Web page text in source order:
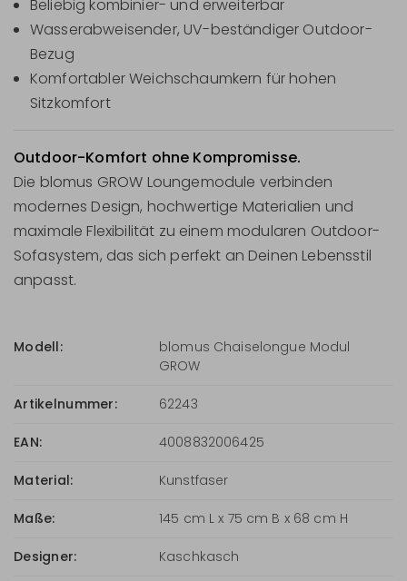
Beliebig kombinier- und erweiterbar
Wasserabweisender, UV-beständiger Outdoor-
Bezug
Komfortabler Weichschaumkern für hohen
Sitzkomfort
Outdoor-Komfort ohne Kompromisse.
Die blomus GROW Loungemodule verbinden
modernes Design, hochwertige Materialien und
maximale Flexibilität zu einem modularen Outdoor-
Sofasystem, das sich perfekt an Deinen Lebensstil
anpasst.
Modell:
blomus Chaiselongue Modul
GROW
Artikelnummer: 62243
EAN: 4008832006425
Material: Kunstfaser
Maße: 145 cm L x 75 cm B x 68 cm H
Designer: Kaschkasch